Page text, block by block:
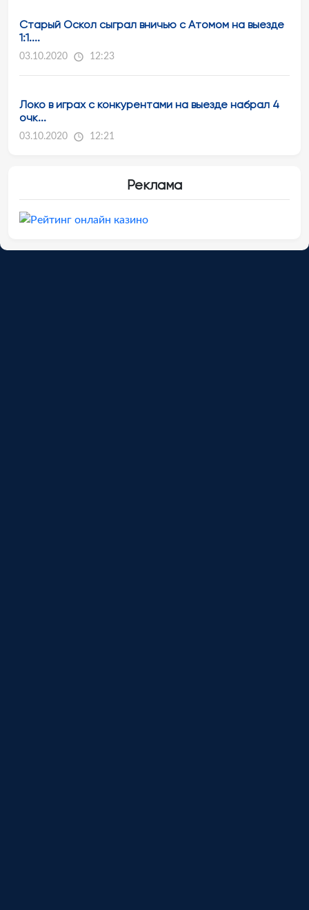
Старый Оскол сыграл вничью с Атомом на выезде
1:1....
03.10.2020 12:23
Локо в играх с конкурентами на выезде набрал 4
очк...
03.10.2020 12:21
Реклама